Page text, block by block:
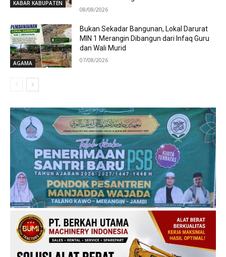
KABAR KABUPATEN
08/08/2026
AGAMA
Bukan Sekadar Bangunan, Lokal Darurat
MIN 1 Merangin Dibangun dari Infaq Guru
dan Wali Murid
07/08/2026